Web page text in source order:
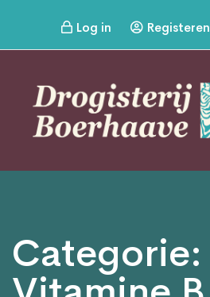
Log in Registeren
Categorie: